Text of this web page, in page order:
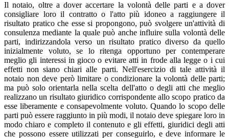
Il notaio, oltre a dover accertare la volontà delle parti e a dover
consigliare loro il contratto o l'atto più idoneo a raggiungere il
risultato pratico che esse si propongono, può svolgere un'attività di
consulenza mediante la quale può anche influire sulla volontà delle
parti, indirizzandola verso un risultato pratico diverso da quello
inizialmente voluto, se lo ritenga opportuno per contemperare
meglio gli interessi in gioco o evitare atti in frode alla legge o i cui
effetti non siano chiari alle parti. Nell'esercizio di tale attività il
notaio non deve però limitare o condizionare la volontà delle parti;
ma può solo orientarla nella scelta dell'atto o degli atti che meglio
realizzano un risultato giuridico corrispondente allo scopo pratico da
esse liberamente e consapevolmente voluto. Quando lo scopo delle
parti può essere raggiunto in più modi, il notaio deve spiegare loro in
modo chiaro e completo il contenuto e gli effetti, giuridici degli atti
che possono essere utilizzati per conseguirlo, e deve informare le